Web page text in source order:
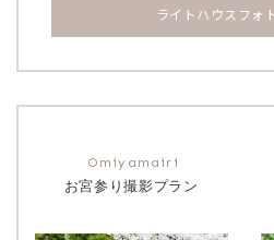
ライトハウスフォ
お宮参り撮影プラン